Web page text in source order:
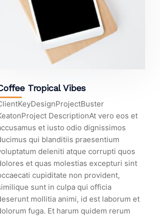
Tropical Vibes
DescriptionAt vero eos et
et iusto odio dignissimos
qui blanditiis praesentium
deleniti atque corrupti quos
et quas molestias excepturi sint
cupiditate non provident,
sunt in culpa qui officia
mollitia animi, id est laborum et
fuga. Et harum quidem rerum